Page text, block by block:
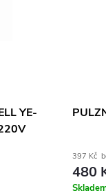
YE-
397 Kč
480